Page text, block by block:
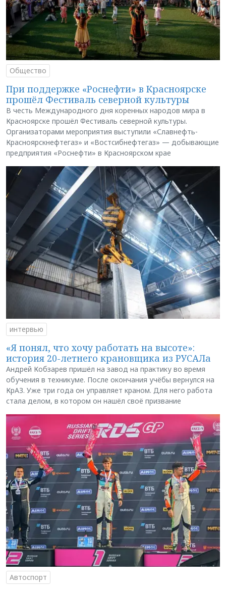
Общество
При поддержке «Роснефти» в Красноярске
прошёл Фестиваль северной культуры
В честь Международного дня коренных народов мира в
Красноярске прошёл Фестиваль северной культуры.
Организаторами мероприятия выступили «Славнефть-
Красноярскнефтегаз» и «Востсибнефтегаз» — добывающие
предприятия «Роснефти» в Красноярском крае
интервью
«Я понял, что хочу работать на высоте»:
история 20-летнего крановщика из РУСАЛа
Андрей Кобзарев пришёл на завод на практику во время
обучения в техникуме. После окончания учёбы вернулся на
КрАЗ. Уже три года он управляет краном. Для него работа
стала делом, в котором он нашёл своё призвание
Автоспорт